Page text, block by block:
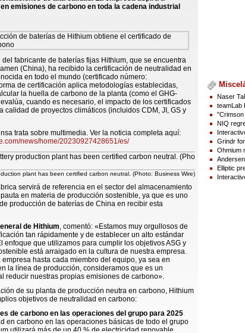
emisiones de carbono en toda la cadena industrial
fabricante de baterías fijas Hithium, que se encuentra
(China), ha recibido la certificación de neutralidad en
en todo el mundo (certificado número:
de certificación aplica metodologías establecidas,
la huella de carbono de la planta (como el GHG-
cuando es necesario, el impacto de los certificados
calidad de proyectos climáticos (incluidos CDM, JI, GS y
trata sobre multimedia. Ver la noticia completa aquí:
news/home/20230927428651/es/
plant has been certified carbon neutral. (Photo: Business Wire)
servirá de referencia en el sector del almacenamiento
en materia de producción sostenible, ya que es uno
producción de baterías de China en recibir esta
de Hithium, comentó: «Estamos muy orgullosos de
tan rápidamente y de establecer un alto estándar
enfoque que utilizamos para cumplir los objetivos ASG y
está arraigado en la cultura de nuestra empresa.
hasta cada miembro del equipo, ya sea en
la línea de producción, consideramos que es un
reducir nuestras propias emisiones de carbono».
de su planta de producción neutra en carbono, Hithium
objetivos de neutralidad en carbono:
de carbono en las operaciones del grupo para 2025
en carbono en las operaciones básicas de todo el grupo
utilizará más de un 40 % de electricidad renovable,
Naser
teamLab
"Crimson
NIQ
Grindr
Ohmium
Elliptic